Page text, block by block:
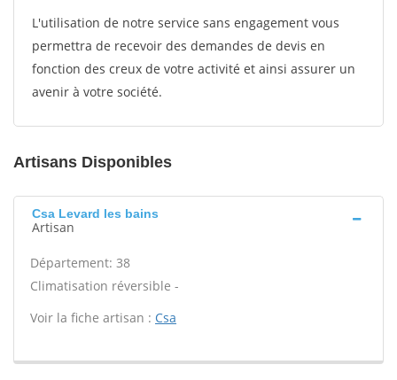
L'utilisation de notre service sans engagement vous
permettra de recevoir des demandes de devis en
fonction des creux de votre activité et ainsi assurer un
avenir à votre société.
Artisans Disponibles
Csa Levard les bains
Artisan
Département: 38
Climatisation réversible -
Voir la fiche artisan : Csa